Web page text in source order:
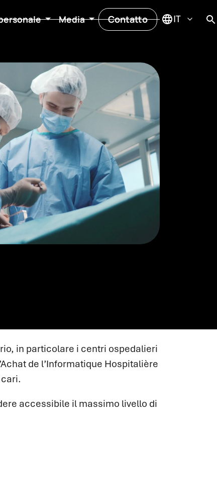
Media Contatto
in particolare i centri ospedalieri
de l’Informatique Hospitalière
accessibile il massimo livello di